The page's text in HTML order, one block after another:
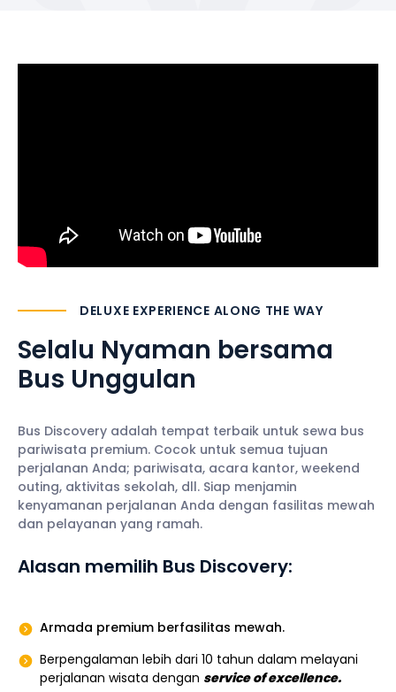
DELUXE EXPERIENCE ALONG THE WAY
Selalu Nyaman bersama
Bus Unggulan
Bus Discovery adalah tempat terbaik untuk sewa bus
pariwisata premium. Cocok untuk semua tujuan
perjalanan Anda; pariwisata, acara kantor, weekend
outing, aktivitas sekolah, dll. Siap menjamin
kenyamanan perjalanan Anda dengan fasilitas mewah
dan pelayanan yang ramah.
Alasan memilih Bus Discovery:
Armada premium berfasilitas mewah.
Berpengalaman lebih dari 10 tahun dalam melayani
perjalanan wisata dengan service of excellence.